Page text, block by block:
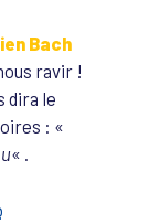
Bach
ravir !
dira le
: «
« .